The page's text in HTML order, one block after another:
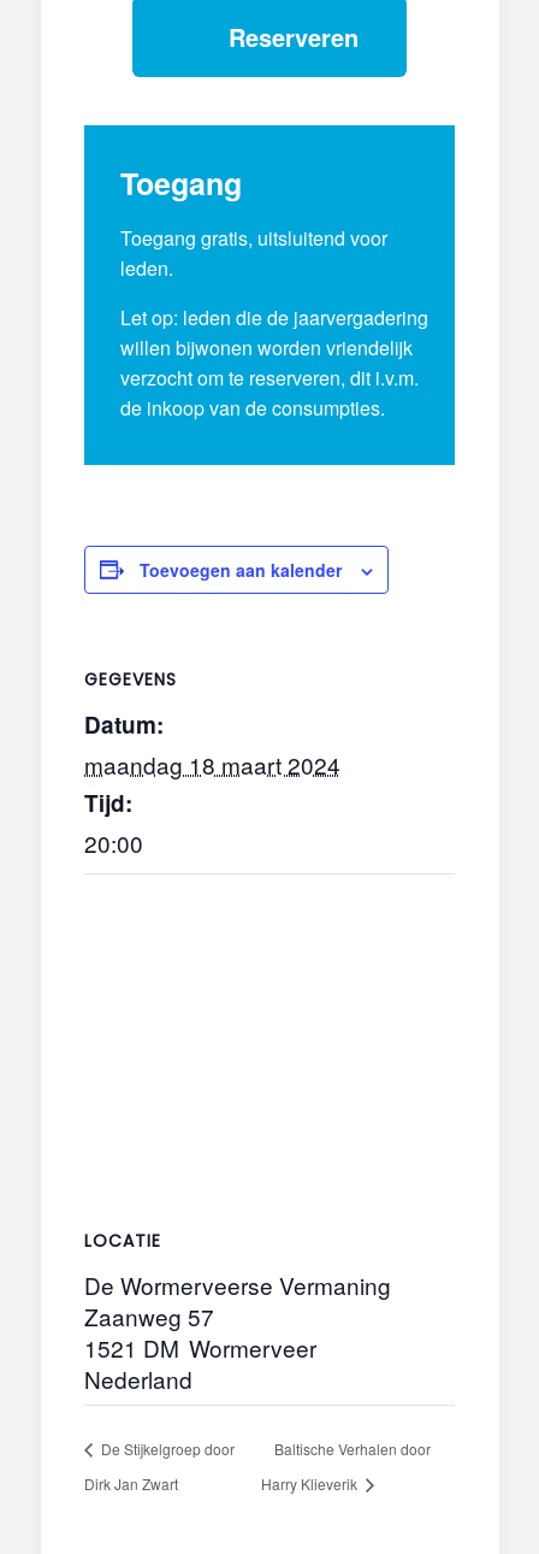
Reserveren
Toegang
Toegang gratis, uitsluitend voor
leden.
Let op: leden die de jaarvergadering
willen bijwonen worden vriendelijk
verzocht om te reserveren, dit i.v.m.
de inkoop van de consumpties.
Toevoegen aan kalender
GEGEVENS
Datum:
maandag 18 maart 2024
Tijd:
20:00
LOCATIE
De Wormerveerse Vermaning
Zaanweg 57
Wormerveer
1521 DM
Nederland
De Stijkelgroep door
Dirk Jan Zwart
Baltische Verhalen door
Harry Klieverik